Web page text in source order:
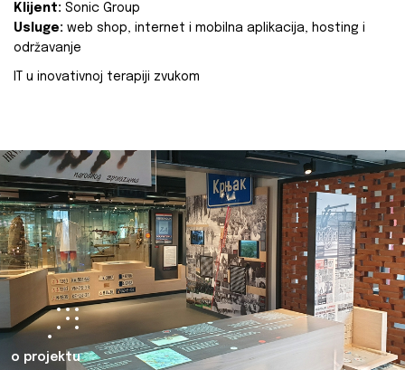
Klijent: Sonic Group
Usluge: web shop, internet i mobilna aplikacija, hosting i
održavanje
IT u inovativnoj terapiji zvukom
o projektu